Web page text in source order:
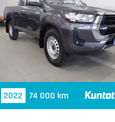
2022 74 000 km